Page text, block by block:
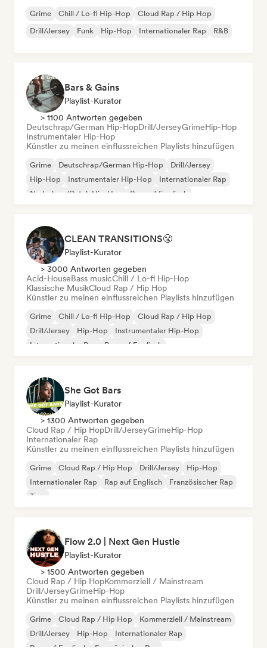
Grime Chill / Lo-fi Hip-Hop
Cloud Rap / Hip Hop
Drill/Jersey
Funk Hip-Hop Internationaler Rap R&B
Bars & Gains
Playlist-Kurator
> 1100 Antworten gegeben
Deutschrap/German Hip-HopDrill/JerseyGrimeHip-Hop
Instrumentaler Hip-Hop
Künstler zu meinen einflussreichen Playlists hinzufügen
Grime Deutschrap/German Hip-Hop
Drill/Jersey
Hip-Hop
Instrumentaler Hip-Hop
Internationaler Rap
Nederhop/Dutch Hip-Hop
Rap auf Englisch
CLEAN TRANSITIONS😤
Playlist-Kurator
> 3000 Antworten gegeben
Acid-HouseBass musicChill / Lo-fi Hip-Hop
Klassische MusikCloud Rap / Hip Hop
Künstler zu meinen einflussreichen Playlists hinzufügen
Grime Chill / Lo-fi Hip-Hop
Cloud Rap / Hip Hop
Drill/Jersey
Hip-Hop
Instrumentaler Hip-Hop
Internationaler Rap
Rap auf Englisch
She Got Bars
Playlist-Kurator
> 1300 Antworten gegeben
Cloud Rap / Hip HopDrill/JerseyGrimeHip-Hop
Internationaler Rap
Künstler zu meinen einflussreichen Playlists hinzufügen
Grime Cloud Rap / Hip Hop Drill/Jersey
Hip-Hop
Internationaler Rap
Rap auf Englisch
Französischer Rap
Trap
Flow 2.0 | Next Gen Hustle
Playlist-Kurator
> 1500 Antworten gegeben
Cloud Rap / Hip HopKommerziell / Mainstream
Drill/JerseyGrimeHip-Hop
Künstler zu meinen einflussreichen Playlists hinzufügen
Grime Cloud Rap / Hip Hop
Kommerziell / Mainstream
Drill/Jersey
Hip-Hop
Internationaler Rap